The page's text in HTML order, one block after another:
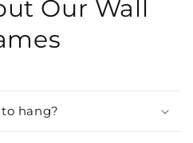
Our Wall
hang?